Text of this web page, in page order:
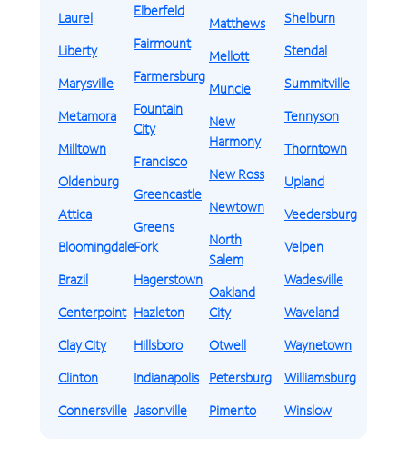
Laurel
Liberty
Marysville
Metamora
Milltown
Oldenburg
Attica
Bloomingdale
Brazil
Centerpoint
Clay City
Clinton
Connersville
Elberfeld
Fairmount
Farmersburg
Fountain
City
Francisco
Greencastle
Greens
Fork
Hagerstown
Hazleton
Hillsboro
Indianapolis
Jasonville
Matthews
Mellott
Muncie
New
Harmony
New Ross
Newtown
North
Salem
Oakland
City
Otwell
Petersburg
Pimento
Shelburn
Stendal
Summitville
Tennyson
Thorntown
Upland
Veedersburg
Velpen
Wadesville
Waveland
Waynetown
Williamsburg
Winslow